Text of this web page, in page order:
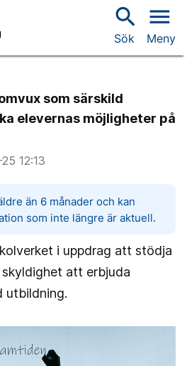
search
Sök
menu
Meny
som särskild
elevernas möjligheter på
12:13
än 6 månader och kan
som inte längre är aktuell.
i uppdrag att stödja
att erbjuda
utbildning.